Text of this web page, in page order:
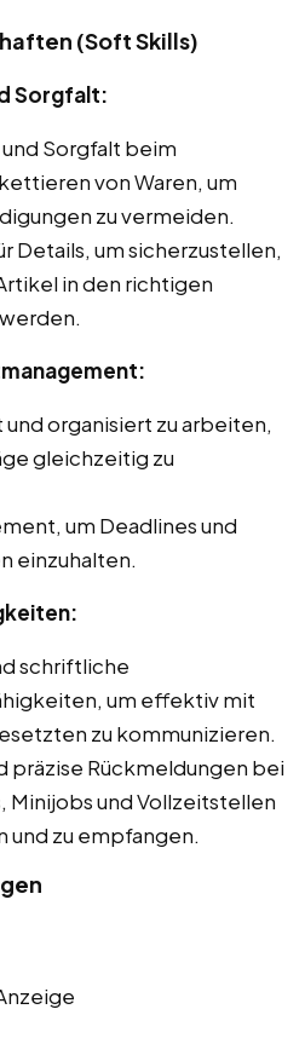
(Soft Skills)
Sorgfalt:
Sorgfalt beim
von Waren, um
zu vermeiden.
Details, um sicherzustellen,
in den richtigen
organisiert zu arbeiten,
gleichzeitig zu
um Deadlines und
einzuhalten.
schriftliche
um effektiv mit
zu kommunizieren.
präzise Rückmeldungen bei
Minijobs und Vollzeitstellen
und zu empfangen.